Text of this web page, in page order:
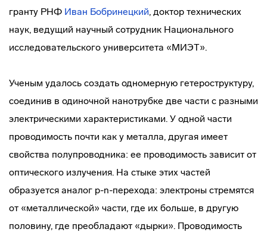
гранту РНФ Иван Бобринецкий, доктор технических
наук, ведущий научный сотрудник Национального
исследовательского университета «МИЭТ».
Ученым удалось создать одномерную гетероструктуру,
соединив в одиночной нанотрубке две части с разными
электрическими характеристиками. У одной части
проводимость почти как у металла, другая имеет
свойства полупроводника: ее проводимость зависит от
оптического излучения. На стыке этих частей
образуется аналог p-n-перехода: электроны стремятся
от «металлической» части, где их больше, в другую
половину, где преобладают «дырки». Проводимость